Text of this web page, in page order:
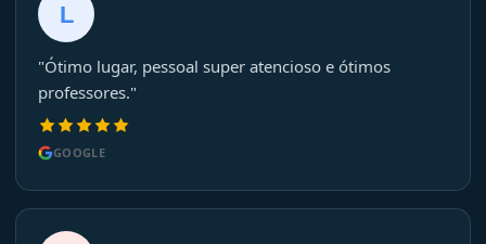
L
"Ótimo lugar, pessoal super atencioso e ótimos
professores."
GOOGLE